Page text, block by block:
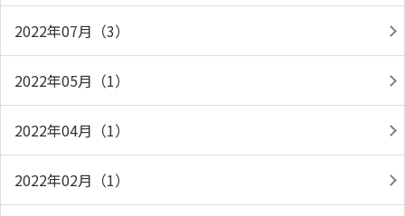
2022年07月（3）
2022年05月（1）
2022年04月（1）
2022年02月（1）